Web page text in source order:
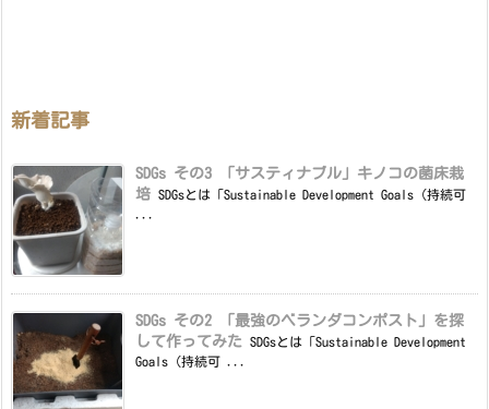
新着記事
SDGs その3 「サスティナブル」キノコの菌床栽
培 SDGsとは「Sustainable Development Goals（持続可
SDGs その2 「最強のベランダコンポスト」を探
して作ってみた
SDGsとは「Sustainable Development
Goals（持続可 ...